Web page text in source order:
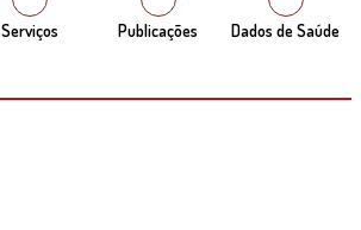
Serviços Publicações Dados de Saúde